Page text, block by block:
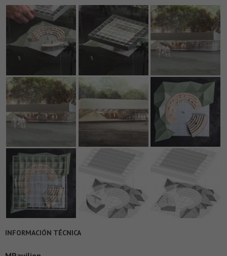
INFORMACIÓN TÉCNICA